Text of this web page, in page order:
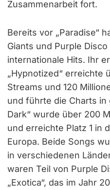
Zusammenarbeit fort.
Bereits vor „Paradise“
Giants und Purple
internationale Hits. Ihr
„Hypnotized“ erreichte
Streams und 120
und führte die Charts in
Dark“ wurde über 200
und erreichte Platz 1 in
Europa. Beide Songs
in verschiedenen
waren Teil von Purple
„Exotica“, das im Jahr